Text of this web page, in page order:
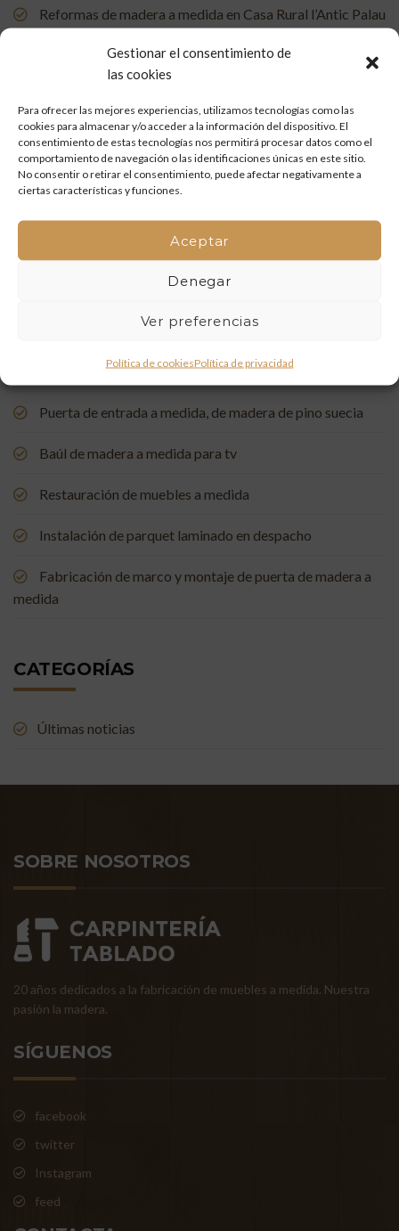
Gestionar el consentimiento de
las cookies
Para ofrecer las mejores experiencias, utilizamos tecnologías como las
cookies para almacenar y/o acceder a la información del dispositivo. El
consentimiento de estas tecnologías nos permitirá procesar datos como el
comportamiento de navegación o las identificaciones únicas en este sitio.
No consentir o retirar el consentimiento, puede afectar negativamente a
ciertas características y funciones.
Aceptar
Denegar
Ver preferencias
Política de cookiesPolítica de privacidad
Reformas de madera a medida en Casa Rural l’Antic Palau
Mueble de baño a medida en madera de mobila vieja
Restauración de un portón de madera en Onda: tradición
y artesanía que vuelven a la vida
Mueble de baño a medida con acabado en nogal
Un rincón de estudio único: restauración y carpintería a
Restauración de una Capelleta de Visita Domiciliaria: Un
Puerta de entrada a medida, de madera de pino suecia
Baúl de madera a medida para tv
Restauración de muebles a medida
Instalación de parquet laminado en despacho
Fabricación de marco y montaje de puerta de madera a
medida
CATEGORÍAS
Últimas noticias
SOBRE NOSOTROS
20 años dedicados a la fabricación de muebles a medida. Nuestra
pasión la madera.
SÍGUENOS
facebook
twitter
Instagram
feed